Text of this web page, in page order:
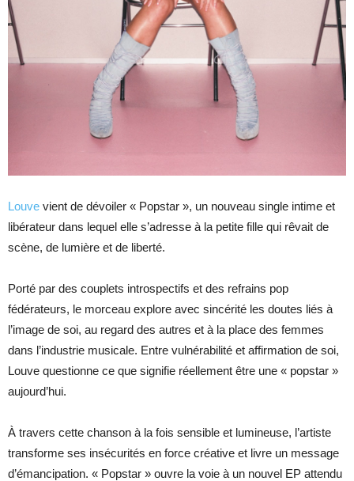
Louve vient de dévoiler « Popstar », un nouveau single intime et
libérateur dans lequel elle s’adresse à la petite fille qui rêvait de
scène, de lumière et de liberté.
Porté par des couplets introspectifs et des refrains pop
fédérateurs, le morceau explore avec sincérité les doutes liés à
l’image de soi, au regard des autres et à la place des femmes
dans l’industrie musicale. Entre vulnérabilité et affirmation de soi,
Louve questionne ce que signifie réellement être une « popstar »
aujourd’hui.
À travers cette chanson à la fois sensible et lumineuse, l’artiste
transforme ses insécurités en force créative et livre un message
d’émancipation. « Popstar » ouvre la voie à un nouvel EP attendu